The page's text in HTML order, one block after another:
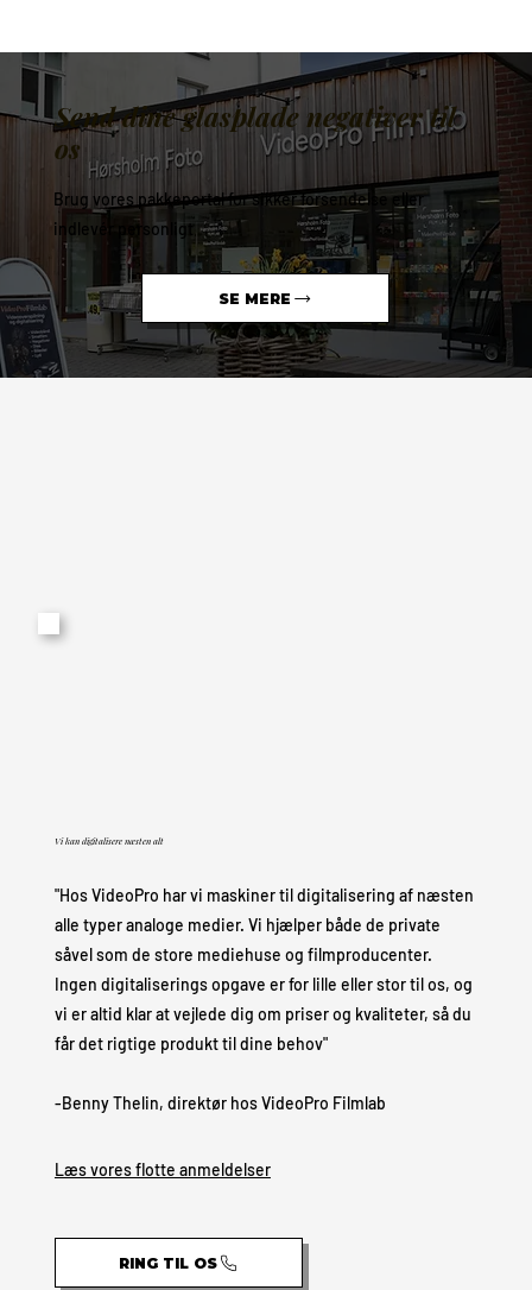
Send dine glasplade negativer til
os
Brug vores pakkeportal for sikker forsendelse eller
indlevér personligt
SE MERE
Vi kan digitalisere næsten alt
"Hos VideoPro har vi maskiner til digitalisering af næsten
alle typer analoge medier. Vi hjælper både de private
såvel som de store mediehuse og filmproducenter.
Ingen digitaliserings opgave er for lille eller stor til os, og
vi er altid klar at vejlede dig om priser og kvaliteter, så du
får det rigtige produkt til dine behov"
-Benny Thelin, direktør hos VideoPro Filmlab
Læs vores flotte anmeldelser
RING TIL OS